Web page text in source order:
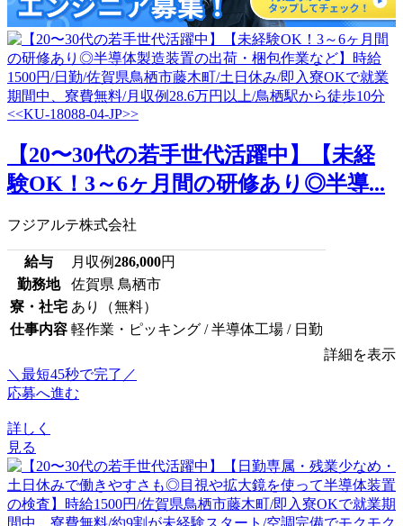
【20〜30代の若手世代活躍中】【未経
験OK！3～6ヶ月間の研修あり◎半導...
フジアルテ株式会社
給与 月収例286,000円
勤務地
佐賀県 鳥栖市
寮・社宅 あり（無料）
仕事内容 軽作業・ピッキング / 半導体工場 / 日勤
詳細を表示
＼最短45秒で完了／
応募へ進む
詳しく
見る